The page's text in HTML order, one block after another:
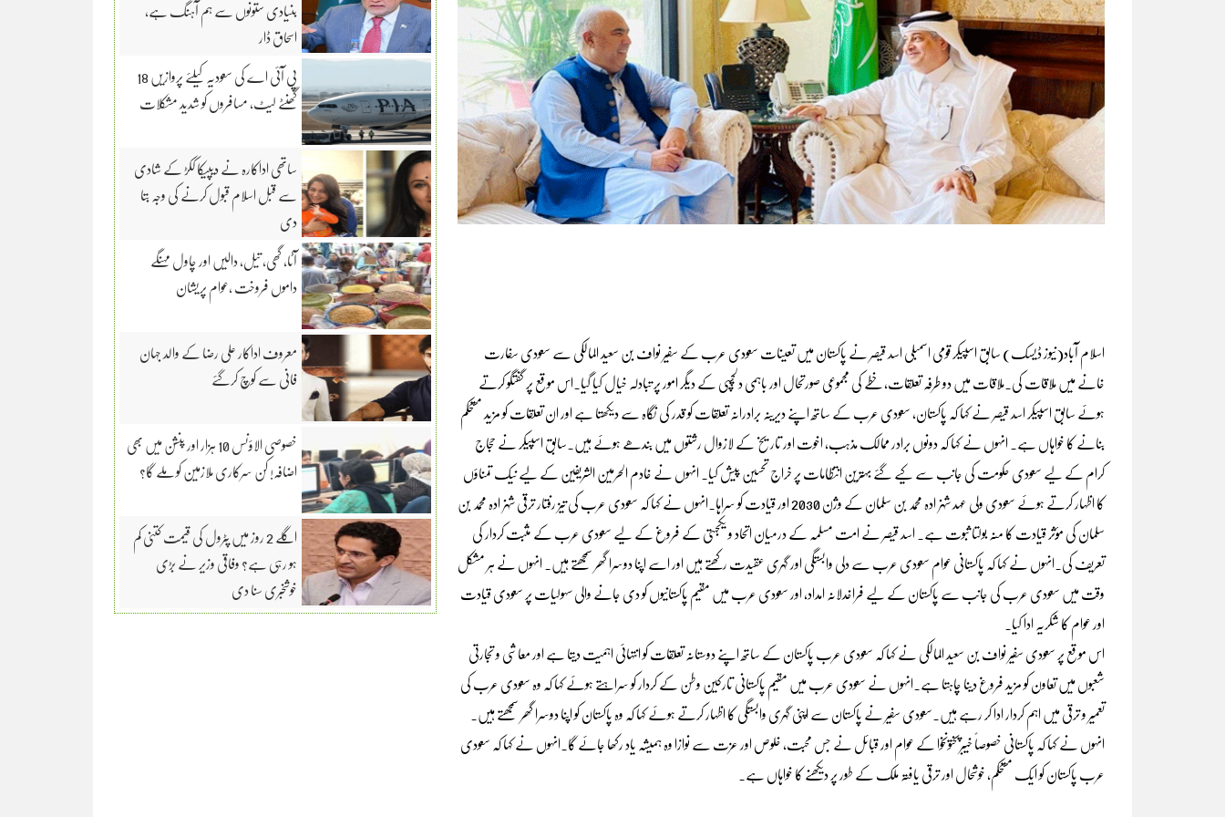
اسلام آباد(نیوز ڈیسک) سابق اسپیکر قومی اسمبلی اسد قیصر نے پاکستان میں تعینات سعودی عرب کے سفیر نواف بن سعید المالکی سے سعودی سفارت
خانے میں ملاقات کی۔ملاقات میں دو طرفہ تعلقات، خطے کی مجموعی صورتحال اور باہمی دلچسپی کے دیگر امور پر تبادلہ خیال کیا گیا۔اس موقع پر گفتگو کرتے
ہوئے سابق اسپیکر اسد قیصر نے کہا کہ پاکستان، سعودی عرب کے ساتھ اپنے دیرینہ برادرانہ تعلقات کو قدر کی نگاہ سے دیکھتا ہے اور ان تعلقات کو مزید مستحکم
بنانے کا خواہاں ہے۔ انہوں نے کہا کہ دونوں برادر ممالک مذہب، اخوت اور تاریخ کے لازوال رشتوں میں بندھے ہوئے ہیں۔سابق اسپیکر نے حجاج
کرام کے لیے سعودی حکومت کی جانب سے کیے گئے بہترین انتظامات پر خراج تحسین پیش کیا۔ انہوں نے خادم الحرمین الشریفین کے لیے نیک تمناؤں
کا اظہار کرتے ہوئے سعودی ولی عہد شہزادہ محمد بن سلمان کے وژن 2030 اور قیادت کو سراہا۔انہوں نے کہا کہ سعودی عرب کی تیز رفتار ترقی شہزادہ محمد بن
سلمان کی مؤثر قیادت کا منہ بولتا ثبوت ہے۔ اسد قیصر نے امت مسلمہ کے درمیان اتحاد و یکجہتی کے فروغ کے لیے سعودی عرب کے مثبت کردار کی
تعریف کی۔انہوں نے کہا کہ پاکستانی عوام سعودی عرب سے دلی وابستگی اور گہری عقیدت رکھتے ہیں اور اسے اپنا دوسرا گھر سمجھتے ہیں۔ انہوں نے ہر مشکل
وقت میں سعودی عرب کی جانب سے پاکستان کے لیے فراخدلانہ امداد، اور سعودی عرب میں مقیم پاکستانیوں کو دی جانے والی سہولیات پر سعودی قیادت
اور عوام کا شکریہ ادا کیا۔
اس موقع پر سعودی سفیر نواف بن سعید المالکی نے کہا کہ سعودی عرب پاکستان کے ساتھ اپنے دوستانہ تعلقات کو انتہائی اہمیت دیتا ہے اور معاشی و تجارتی
شعبوں میں تعاون کو مزید فروغ دینا چاہتا ہے۔انہوں نے سعودی عرب میں مقیم پاکستانی تارکین وطن کے کردار کو سراہتے ہوئے کہا کہ وہ سعودی عرب کی
تعمیر و ترقی میں اہم کردار ادا کر رہے ہیں۔سعودی سفیر نے پاکستان سے اپنی گہری وابستگی کا اظہار کرتے ہوئے کہا کہ وہ پاکستان کو اپنا دوسرا گھر سمجھتے ہیں۔
انہوں نے کہا کہ پاکستانی خصوصاً خیبرپختونخوا کے عوام اور قبائل نے جس محبت، خلوص اور عزت سے نوازا وہ ہمیشہ یاد رکھا جائے گا۔انہوں نے کہا کہ سعودی
عرب پاکستان کو ایک مستحکم، خوشحال اور ترقی یافتہ ملک کے طور پر دیکھنے کا خواہاں ہے۔
بنیادی ستونوں سے ہم آہنگ ہے،
اسحاق ڈار
پی آئی اے کی سعودیہ کیلئے پروازیں 18
گھنٹے لیٹ، مسافروں کو شدید مشکلات
ساتھی اداکارہ نے دیپیکا ککڑ کے شادی
سے قبل اسلام قبول کرنے کی وجہ بتا
دی
آٹا، گھی، تیل، دالیں اور چاول مہنگے
داموں فروخت ،عوام پریشان
معروف اداکار علی رضا کے والد جہان
فانی سے کوچ کرگئے
خصوصی الاؤنس 10 ہزار اور پنشن میں بھی
اضافہ! کن سرکاری ملازمین کو ملے گا؟
اگلے 2 روز میں پٹرول کی قیمت کتنی کم
ہو رہی ہے؟ وفاقی وزیر نے بڑی
خوشخبری سنا دی